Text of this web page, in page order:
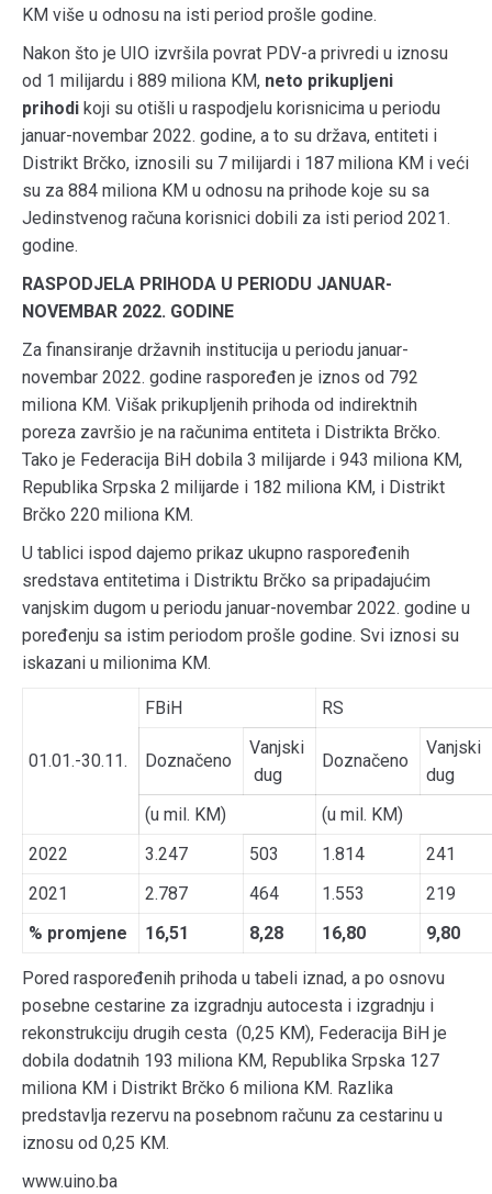
KM više u odnosu na isti period prošle godine.
Nakon što je UIO izvršila povrat PDV-a privredi u iznosu
od 1 milijardu i 889 miliona KM, neto prikupljeni
prihodi koji su otišli u raspodjelu korisnicima u periodu
januar-novembar 2022. godine, a to su država, entiteti i
Distrikt Brčko, iznosili su 7 milijardi i 187 miliona KM i veći
su za 884 miliona KM u odnosu na prihode koje su sa
Jedinstvenog računa korisnici dobili za isti period 2021.
godine.
RASPODJELA PRIHODA U PERIODU JANUAR-
NOVEMBAR 2022. GODINE
Za finansiranje državnih institucija u periodu januar-
novembar 2022. godine raspoređen je iznos od 792
miliona KM. Višak prikupljenih prihoda od indirektnih
poreza završio je na računima entiteta i Distrikta Brčko.
Tako je Federacija BiH dobila 3 milijarde i 943 miliona KM,
Republika Srpska 2 milijarde i 182 miliona KM, i Distrikt
Brčko 220 miliona KM.
U tablici ispod dajemo prikaz ukupno raspoređenih
sredstava entitetima i Distriktu Brčko sa pripadajućim
vanjskim dugom u periodu januar-novembar 2022. godine u
poređenju sa istim periodom prošle godine. Svi iznosi su
iskazani u milionima KM.
01.01.-30.11.
FBiH RS
Doznačeno
Vanjski
dug
Doznačeno
Vanjski
dug
(u mil. KM)
(u mil. KM)
2022
3.247 503 1.814
241
2021
2.787 464 1.553
219
% promjene
16,51 8,28 16,80 9,80
Pored raspoređenih prihoda u tabeli iznad, a po osnovu
posebne cestarine za izgradnju autocesta i izgradnju i
rekonstrukciju drugih cesta (0,25 KM), Federacija BiH je
dobila dodatnih 193 miliona KM, Republika Srpska 127
miliona KM i Distrikt Brčko 6 miliona KM. Razlika
predstavlja rezervu na posebnom računu za cestarinu u
iznosu od 0,25 KM.
www.uino.ba